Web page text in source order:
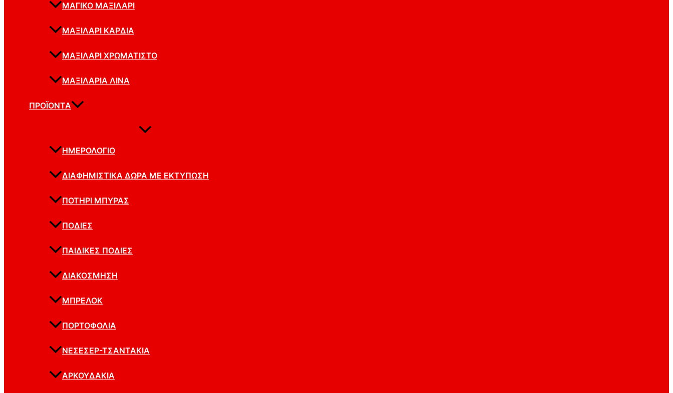
ΜΑΓΙΚΌ ΜΑΞΙΛΆΡΙ
ΜΑΞΙΛΆΡΙ ΚΑΡΔΙΆ
ΜΑΞΙΛΆΡΙ ΧΡΩΜΑΤΙΣΤΟ
ΜΑΞΙΛΆΡΙΑ ΛΙΝΆ
ΠΡΟΪΌΝΤΑ
ΗΜΕΡΟΛΌΓΙΟ
ΔΙΑΦΗΜΙΣΤΙΚΆ ΔΏΡΑ ΜΕ ΕΚΤΎΠΩΣΗ
ΠΟΤΉΡΙ ΜΠΎΡΑΣ
ΠΟΔΙΈΣ
ΠΑΙΔΙΚΈΣ ΠΟΔΙΈΣ
ΔΙΑΚΌΣΜΗΣΗ
ΜΠΡΕΛΌΚ
ΠΟΡΤΟΦΌΛΙΑ
ΝΕΣΕΣΈΡ-ΤΣΑΝΤΆΚΙΑ
ΑΡΚΟΥΔΆΚΙΑ